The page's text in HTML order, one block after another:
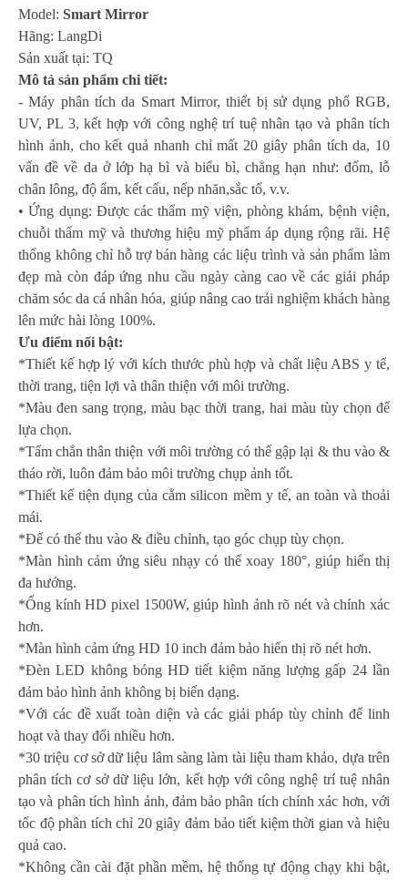
Model: Smart Mirror
Hãng: LangDi
Sản xuất tại: TQ
Mô tả sản phẩm chi tiết:
- Máy phân tích da Smart Mirror, thiết bị sử dụng phổ RGB,
UV, PL 3, kết hợp với công nghệ trí tuệ nhân tạo và phân tích
hình ảnh, cho kết quả nhanh chỉ mất 20 giây phân tích da, 10
vấn đề về da ở lớp hạ bì và biểu bì, chẳng hạn như: đốm, lỗ
chân lông, độ ẩm, kết cấu, nếp nhăn,sắc tố, v.v.
• Ứng dụng: Được các thẩm mỹ viện, phòng khám, bệnh viện,
chuỗi thẩm mỹ và thương hiệu mỹ phẩm áp dụng rộng rãi. Hệ
thống không chỉ hỗ trợ bán hàng các liệu trình và sản phẩm làm
đẹp mà còn đáp ứng nhu cầu ngày càng cao về các giải pháp
chăm sóc da cá nhân hóa, giúp nâng cao trải nghiệm khách hàng
lên mức hài lòng 100%.
Ưu điểm nổi bật:
*Thiết kế hợp lý với kích thước phù hợp và chất liệu ABS y tế,
thời trang, tiện lợi và thân thiện với môi trường.
*Màu đen sang trọng, màu bạc thời trang, hai màu tùy chọn để
lựa chọn.
*Tấm chắn thân thiện với môi trường có thể gập lại & thu vào &
tháo rời, luôn đảm bảo môi trường chụp ảnh tốt.
*Thiết kế tiện dụng của cằm silicon mềm y tế, an toàn và thoải
mái.
*Đế có thể thu vào & điều chỉnh, tạo góc chụp tùy chọn.
*Màn hình cảm ứng siêu nhạy có thể xoay 180°, giúp hiển thị
đa hướng.
*Ống kính HD pixel 1500W, giúp hình ảnh rõ nét và chính xác
hơn.
*Màn hình cảm ứng HD 10 inch đảm bảo hiển thị rõ nét hơn.
*Đèn LED không bóng HD tiết kiệm năng lượng gấp 24 lần
đảm bảo hình ảnh không bị biến dạng.
*Với các đề xuất toàn diện và các giải pháp tùy chỉnh để linh
hoạt và thay đổi nhiều hơn.
*30 triệu cơ sở dữ liệu lâm sàng làm tài liệu tham khảo, dựa trên
phân tích cơ sở dữ liệu lớn, kết hợp với công nghệ trí tuệ nhân
tạo và phân tích hình ảnh, đảm bảo phân tích chính xác hơn, với
tốc độ phân tích chỉ 20 giây đảm bảo tiết kiệm thời gian và hiệu
quả cao.
*Không cần cài đặt phần mềm, hệ thống tự động chạy khi bật,